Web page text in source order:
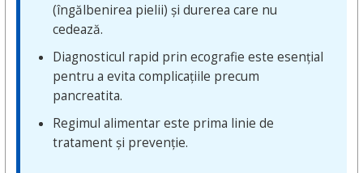
(îngălbenirea pielii) și durerea care nu
cedează.
Diagnosticul rapid prin ecografie este esențial
pentru a evita complicațiile precum
pancreatita.
Regimul alimentar este prima linie de
tratament și prevenție.